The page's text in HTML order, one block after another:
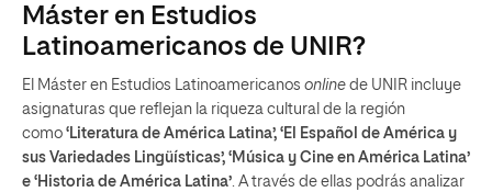
Máster en Estudios
Latinoamericanos de UNIR?
El Máster en Estudios Latinoamericanos online de UNIR incluye
asignaturas que reflejan la riqueza cultural de la región
como ‘Literatura de América Latina’, ‘El Español de América y
sus Variedades Lingüísticas’, ‘Música y Cine en América Latina’
e ‘Historia de América Latina’. A través de ellas podrás analizar